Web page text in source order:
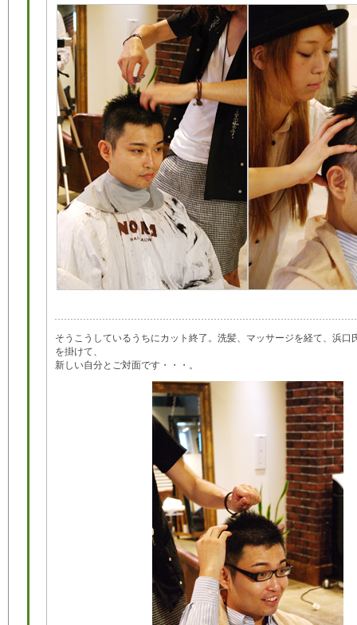
そうこうしているうちにカット終了。洗髪、マッサージを経て、浜口
を掛けて、
新しい自分とご対面です・・・。